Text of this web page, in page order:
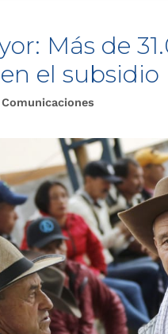
Más de
el subsidio